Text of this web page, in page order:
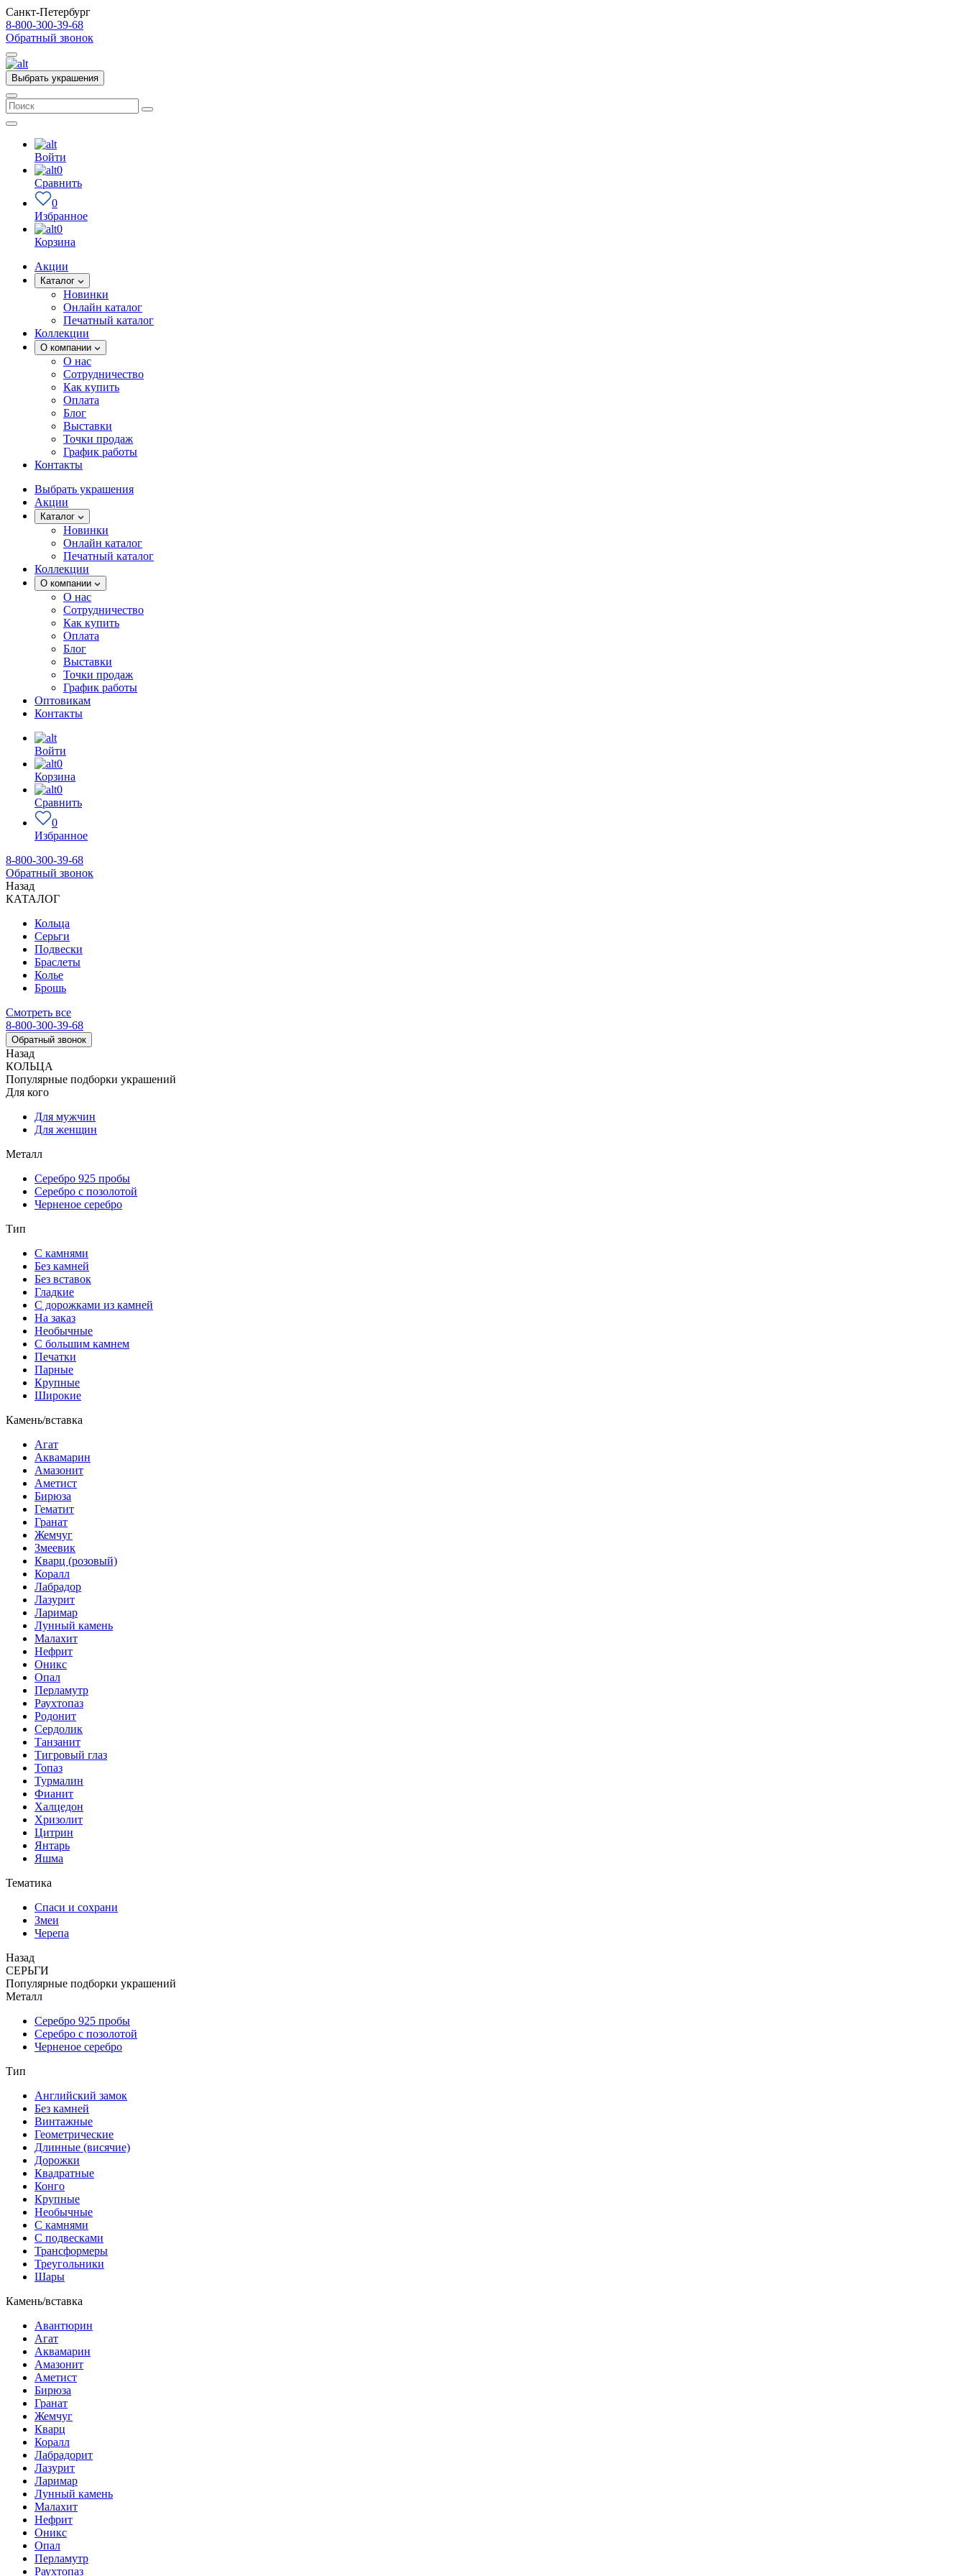
Санкт-Петербург
8-800-300-39-68
Обратный звонок
Выбрать украшения
Войти
0
Сравнить
0
Избранное
0
Корзина
Акции
Каталог
Новинки
Онлайн каталог
Печатный каталог
Коллекции
О компании
О нас
Сотрудничество
Как купить
Оплата
Блог
Выставки
Точки продаж
График работы
Контакты
Выбрать украшения
Акции
Каталог
Новинки
Онлайн каталог
Печатный каталог
Коллекции
О компании
О нас
Сотрудничество
Как купить
Оплата
Блог
Выставки
Точки продаж
График работы
Оптовикам
Контакты
Войти
0
Корзина
0
Сравнить
0
Избранное
8-800-300-39-68
Обратный звонок
Назад
КАТАЛОГ
Кольца
Серьги
Подвески
Браслеты
Колье
Брошь
Смотреть все
8-800-300-39-68
Обратный звонок
Назад
КОЛЬЦА
Популярные подборки украшений
Для кого
Для мужчин
Для женщин
Металл
Серебро 925 пробы
Серебро с позолотой
Черненое серебро
Тип
С камнями
Без камней
Без вставок
Гладкие
С дорожками из камней
На заказ
Необычные
С большим камнем
Печатки
Парные
Крупные
Широкие
Камень/вставка
Агат
Аквамарин
Амазонит
Аметист
Бирюза
Гематит
Гранат
Жемчуг
Змеевик
Кварц (розовый)
Коралл
Лабрадор
Лазурит
Ларимар
Лунный камень
Малахит
Нефрит
Оникс
Опал
Перламутр
Раухтопаз
Родонит
Сердолик
Танзанит
Тигровый глаз
Топаз
Турмалин
Фианит
Халцедон
Хризолит
Цитрин
Янтарь
Яшма
Тематика
Спаси и сохрани
Змеи
Черепа
Назад
СЕРЬГИ
Популярные подборки украшений
Металл
Серебро 925 пробы
Серебро с позолотой
Черненое серебро
Тип
Английский замок
Без камней
Винтажные
Геометрические
Длинные (висячие)
Дорожки
Квадратные
Конго
Крупные
Необычные
С камнями
С подвесками
Трансформеры
Треугольники
Шары
Камень/вставка
Авантюрин
Агат
Аквамарин
Амазонит
Аметист
Бирюза
Гранат
Жемчуг
Кварц
Коралл
Лабрадорит
Лазурит
Ларимар
Лунный камень
Малахит
Нефрит
Оникс
Опал
Перламутр
Раухтопаз